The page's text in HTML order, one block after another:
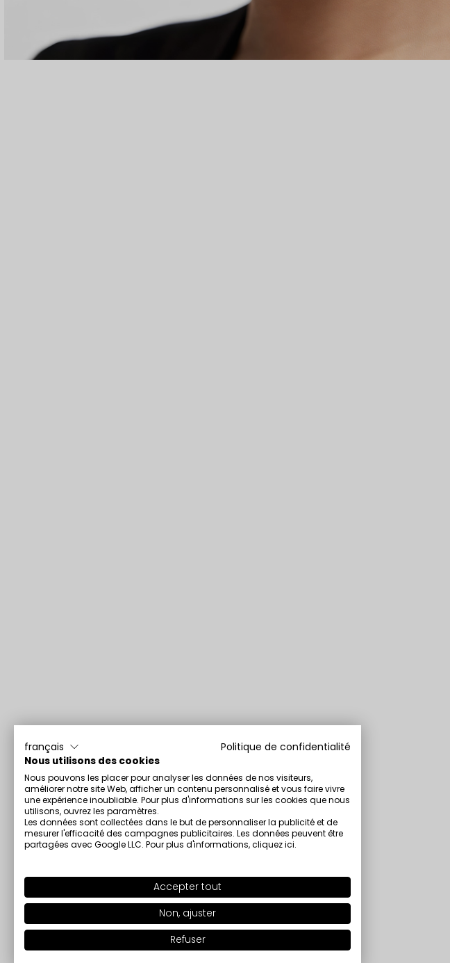
français
Politique de confidentialité
Nous utilisons des cookies
Nous pouvons les placer pour analyser les données de nos visiteurs,
améliorer notre site Web, afficher un contenu personnalisé et vous faire vivre
une expérience inoubliable. Pour plus d'informations sur les cookies que nous
utilisons, ouvrez les paramètres.
Les données sont collectées dans le but de personnaliser la publicité et de
mesurer l'efficacité des campagnes publicitaires. Les données peuvent être
partagées avec Google LLC. Pour plus d'informations,cliquez ici.
Accepter tout
Non, ajuster
Refuser